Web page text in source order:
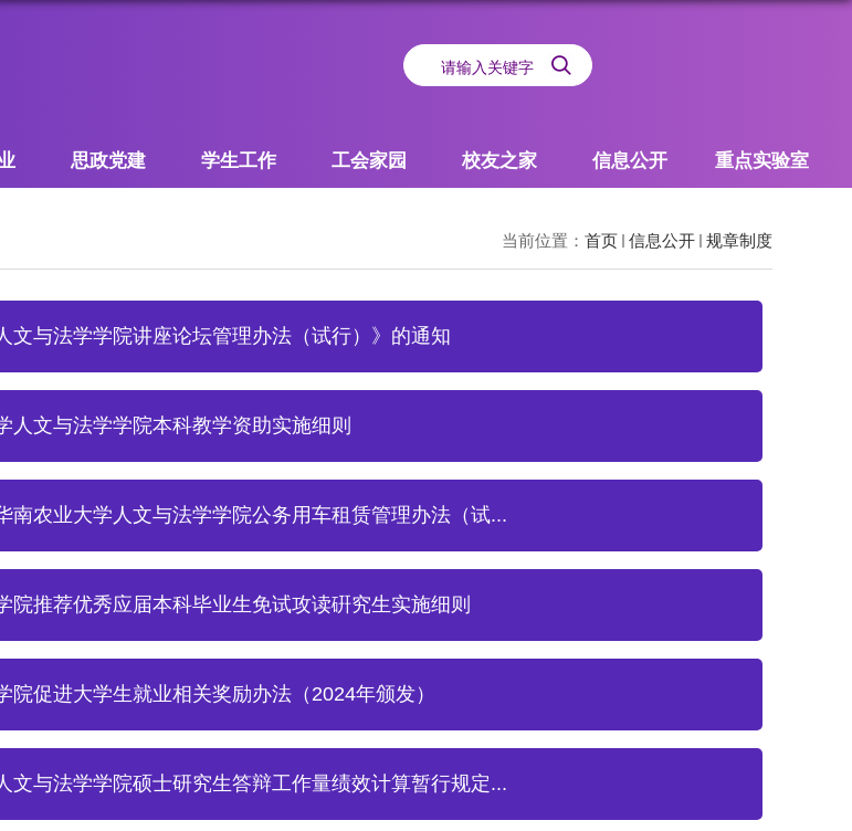
思政党建 学生工作 工会家园 校友之家 信息公开 重点实验室
当前位置： 首页 信息公开 规章制度
文与法学学院讲座论坛管理办法（试行）》的通知
人文与法学学院本科教学资助实施细则
南农业大学人文与法学学院公务用车租赁管理办法（试...
院推荐优秀应届本科毕业生免试攻读硏究生实施细则
院促进大学生就业相关奖励办法（2024年颁发）
文与法学学院硕士研究生答辩工作量绩效计算暂行规定...